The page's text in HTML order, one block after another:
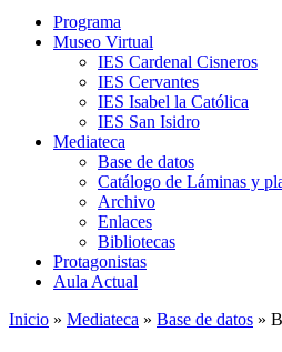
Programa
Museo Virtual
IES Cardenal Cisneros
IES Cervantes
IES Isabel la Católica
IES San Isidro
Mediateca
Base de datos
Catálogo de Láminas y
Archivo
Enlaces
Bibliotecas
Protagonistas
Aula Actual
Inicio » Mediateca » Base de datos »